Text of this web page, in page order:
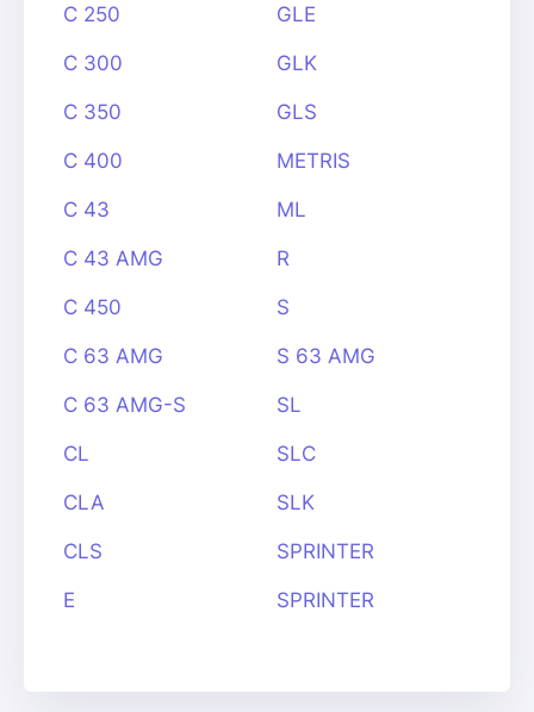
C 250
C 300
C 350
C 400
C 43
C 43 AMG
C 450
C 63 AMG
C 63 AMG-S
CL
CLA
CLS
E
GLE
GLK
GLS
METRIS
ML
R
S
S 63 AMG
SL
SLC
SLK
SPRINTER
SPRINTER